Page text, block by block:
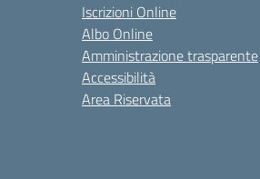
Iscrizioni Online
Albo Online
Amministrazione trasparente
Accessibilità
Area Riservata